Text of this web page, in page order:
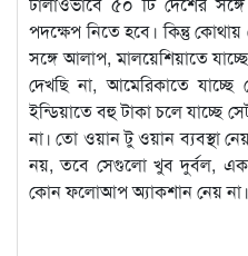
পদক্ষেপ নিতে হবে। কিন্তু কোথায়
সঙ্গে আলাপ, মালয়েশিয়াতে
দেখছি না, আমেরিকাতে যাচ্ছে
ইন্ডিয়াতে বহু টাকা চলে যাচ্ছে
না। তো ওয়ান টু ওয়ান ব্যবস্থা
নয়, তবে সেগুলো খুব দুর্বল,
কোন ফলোআপ অ্যাকশান নেয় না।